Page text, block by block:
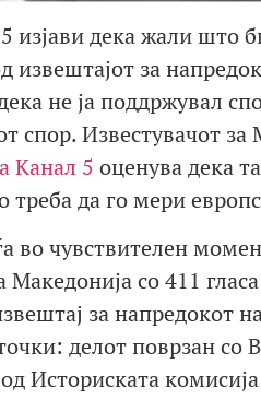
изјави дека жали што
извештајот за
не ја поддржувал
спор. Известувачот
Канал 5 оценува дека
да го мери
во чувствителен
Македонија со 411
за напредокот
делот поврзан со
Историската